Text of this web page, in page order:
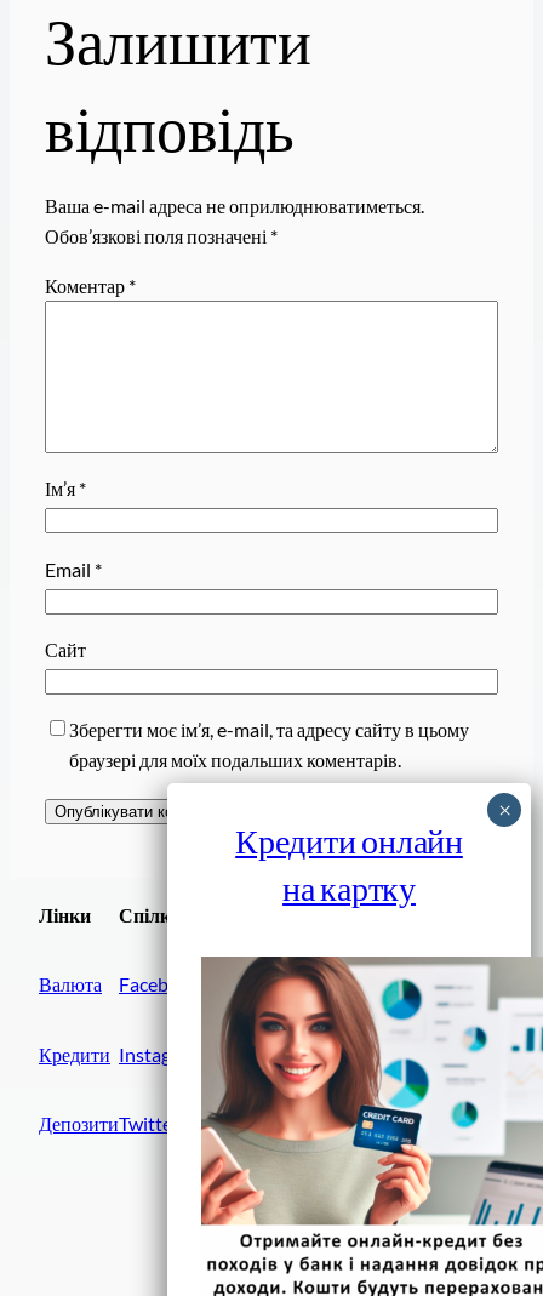
Залишити
відповідь
Ваша e-mail адреса не оприлюднюватиметься.
Обов’язкові поля позначені *
Коментар *
Ім’я *
Email *
Сайт
Зберегти моє ім’я, e-mail, та адресу сайту в цьому
браузері для моїх подальших коментарів.
Лінки
Валюта
Кредити
Депозити
Спілки
Facebook
Instagram
Twitter
Завантажити
Фінанси IN UA
вулиця Хрещатик, 14
Київ, 01001
Кредити онлайн
на картку